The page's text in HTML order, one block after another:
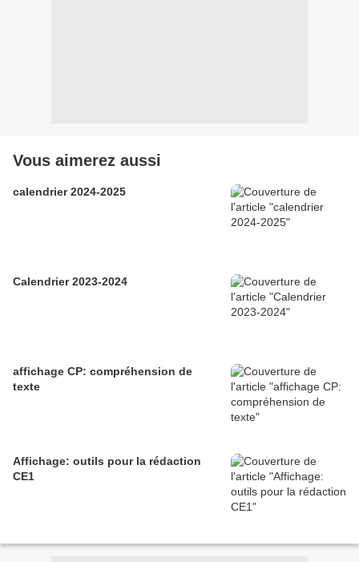
Vous aimerez aussi
calendrier 2024-2025
Calendrier 2023-2024
affichage CP: compréhension de
texte
Affichage: outils pour la rédaction
CE1